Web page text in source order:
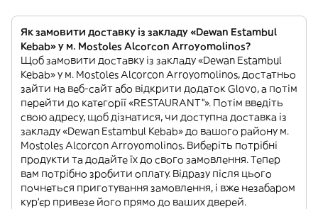
Як замовити доставку із закладу «Dewan Estambul
Kebab» у м. Mostoles Alcorcon Arroyomolinos?
Щоб замовити доставку із закладу «Dewan Estambul
Kebab» у м. Mostoles Alcorcon Arroyomolinos, достатньо
зайти на веб-сайт або відкрити додаток Glovo, а потім
перейти до категорії «RESTAURANT”». Потім введіть
свою адресу, щоб дізнатися, чи доступна доставка із
закладу «Dewan Estambul Kebab» до вашого району м.
Mostoles Alcorcon Arroyomolinos. Виберіть потрібні
продукти та додайте їх до свого замовлення. Тепер
вам потрібно зробити оплату. Відразу після цього
почнеться приготування замовлення, і вже незабаром
кур'єр привезе його прямо до ваших дверей.